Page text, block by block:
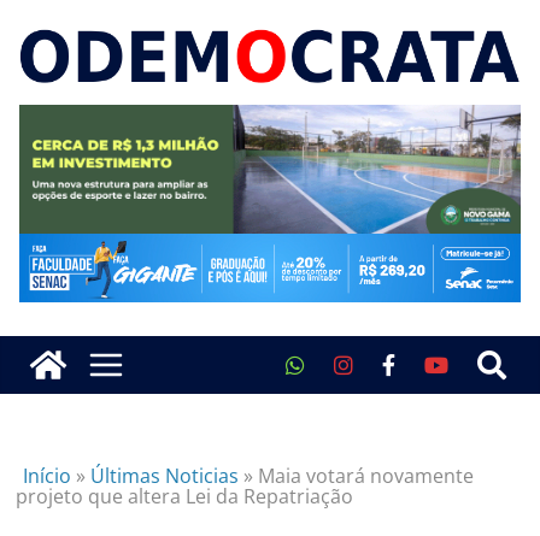
Início » Últimas Noticias » Maia votará novamente
projeto que altera Lei da Repatriação